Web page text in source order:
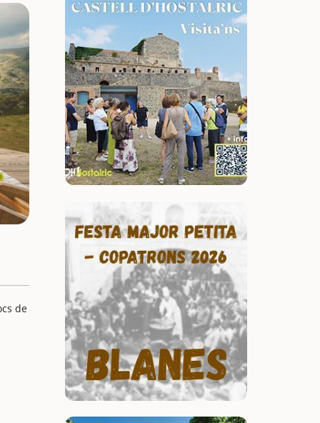
de